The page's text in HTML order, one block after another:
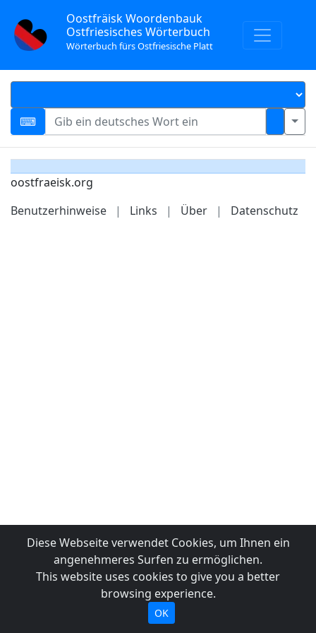
Oostfräisk Woordenbauk
Ostfriesisches Wörterbuch
Wörterbuch fürs Ostfriesische Platt
oostfraeisk.org
Benutzerhinweise
| Links | Über | Datenschutz
Diese Webseite verwendet Cookies, um Ihnen ein
angenehmeres Surfen zu ermöglichen.
This website uses cookies to give you a better
browsing experience.
OK